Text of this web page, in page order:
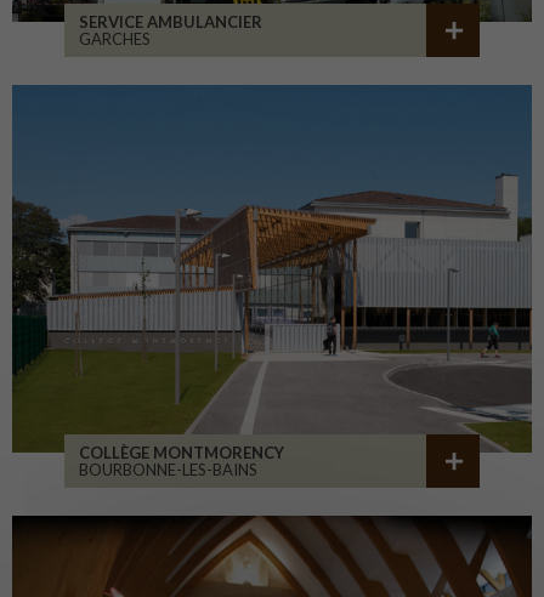
SERVICE AMBULANCIER
GARCHES
COLLÈGE MONTMORENCY
BOURBONNE-LES-BAINS